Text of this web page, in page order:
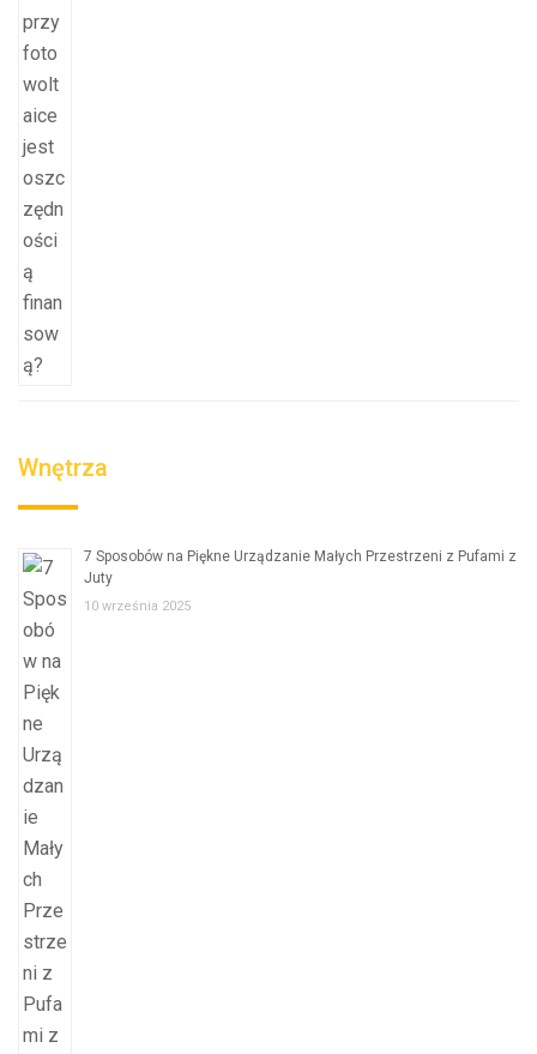
Wnętrza
7 Sposobów na Piękne Urządzanie Małych Przestrzeni z Pufami z
Juty
10 września 2025